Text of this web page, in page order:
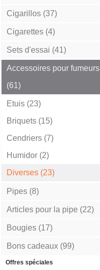
Cigarillos (37)
Cigarettes (4)
Sets d'essai (41)
Accessoires pour fumeurs
(61)
Etuis (23)
Briquets (15)
Cendriers (7)
Humidor (2)
Diverses (23)
Pipes (8)
Articles pour la pipe (22)
Bougies (17)
Bons cadeaux (99)
Offres spéciales